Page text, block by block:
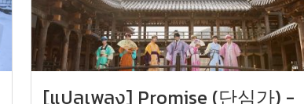
[แปลเพลง] Promise (단심가) -